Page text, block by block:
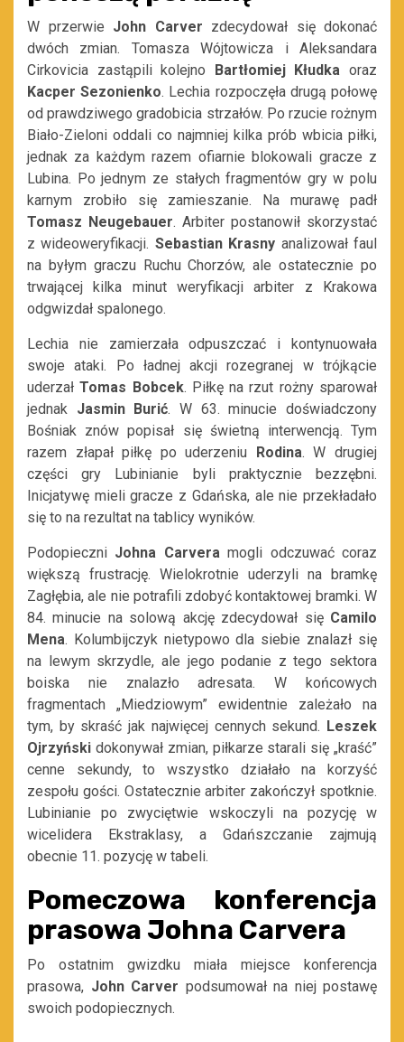
W przerwie John Carver zdecydował się dokonać
dwóch zmian. Tomasza Wójtowicza i Aleksandara
Cirkovicia zastąpili kolejno
Bartłomiej Kłudka oraz
Kacper Sezonienko. Lechia rozpoczęła drugą połowę
od prawdziwego gradobicia strzałów. Po rzucie rożnym
Biało-Zieloni oddali co najmniej kilka prób wbicia piłki,
jednak za każdym razem ofiarnie blokowali gracze z
Lubina. Po jednym ze stałych fragmentów gry w polu
karnym zrobiło się zamieszanie. Na murawę padł
Tomasz Neugebauer. Arbiter postanowił skorzystać
z wideoweryfikacji. Sebastian Krasny analizował faul
na byłym graczu Ruchu Chorzów, ale ostatecznie po
trwającej kilka minut weryfikacji arbiter z Krakowa
odgwizdał spalonego.
Lechia nie zamierzała odpuszczać i kontynuowała
swoje ataki. Po ładnej akcji rozegranej w trójkącie
uderzałTomas Bobcek. Piłkę na rzut rożny sparował
jednak Jasmin Burić. W 63. minucie doświadczony
Bośniak znów popisał się świetną interwencją. Tym
razem złapał piłkę po uderzeniu
Rodina. W drugiej
części gry Lubinianie byli praktycznie bezzębni.
Inicjatywę mieli gracze z Gdańska, ale nie przekładało
się to na rezultat na tablicy wyników.
Podopieczni Johna Carveramogli odczuwać coraz
większą frustrację. Wielokrotnie uderzyli na bramkę
Zagłębia, ale nie potrafili zdobyć kontaktowej bramki. W
84. minucie na solową akcję zdecydował się Camilo
Mena. Kolumbijczyk nietypowo dla siebie znalazł się
na lewym skrzydle, ale jego podanie z tego sektora
boiska nie znalazło adresata. W końcowych
fragmentach „Miedziowym” ewidentnie zależało na
tym, by skraść jak najwięcej cennych sekund. Leszek
Ojrzyński dokonywał zmian, piłkarze starali się „kraść”
cenne sekundy, to wszystko działało na korzyść
zespołu gości. Ostatecznie arbiter zakończył spotknie.
Lubinianie po zwyciętwie wskoczyli na pozycję w
wicelidera Ekstraklasy, a Gdańszczanie zajmują
obecnie 11. pozycję w tabeli.
Pomeczowa konferencja
prasowa Johna Carvera
Po ostatnim gwizdku miała miejsce konferencja
prasowa, John Carver podsumował na niej postawę
swoich podopiecznych.